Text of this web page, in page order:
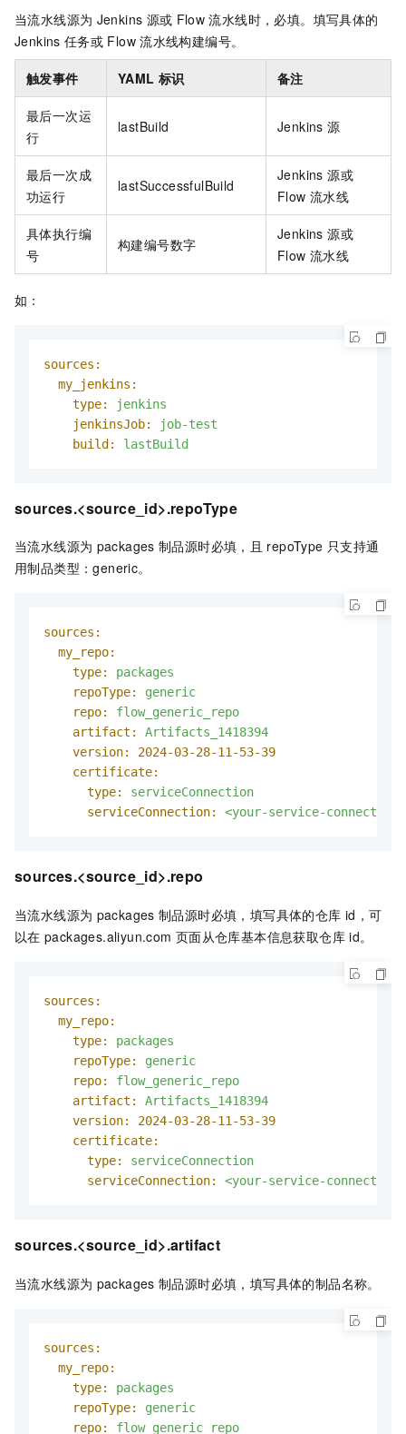
当流水线源为 Jenkins 源或 Flow 流水线时，必填。填写具体的
Jenkins 任务或 Flow 流水线构建编号。
触发事件 YAML 标识 备注
最后一次运
行
lastBuild Jenkins 源
最后一次成
功运行
lastSuccessfulBuild
Jenkins 源或
Flow 流水线
具体执行编
号
构建编号数字
Jenkins 源或
Flow 流水线
如：
sources:
my_jenkins:
type:
jenkins
jenkinsJob:
job-test
build:
lastBuild
sources.<source_id>.repoType
当流水线源为 packages 制品源时必填，且 repoType 只支持通
用制品类型：generic。
sources:
my_repo:
type:
packages
repoType:
generic
repo:
flow_generic_repo
artifact:
Artifacts_1418394
version:
2024-03-28-11-53-39
certificate:
type:
serviceConnection
serviceConnection:
<your-service-
sources.<source_id>.repo
当流水线源为 packages 制品源时必填，填写具体的仓库 id，可
以在 packages.aliyun.com 页面从仓库基本信息获取仓库 id。
sources:
my_repo:
type:
packages
repoType:
generic
repo:
flow_generic_repo
artifact:
Artifacts_1418394
version:
2024-03-28-11 -53-39
certificate:
type:
serviceConnection
serviceConnection:
<your-service-
sources.<source_id>.artifact
当流水线源为 packages 制品源时必填，填写具体的制品名称。
sources:
my_repo:
type:
packages
repoType:
generic
repo:
flow_generic_repo